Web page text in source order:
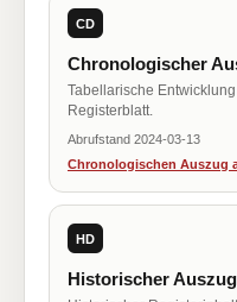
CD
Chronologischer
Tabellarische
Registerblatt.
Abrufstand 2024-03-13
Chronologischen Auszug
HD
Historischer Auszug